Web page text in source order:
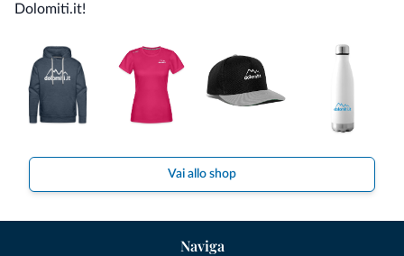
Dolomiti.it!
Vai allo shop
Naviga